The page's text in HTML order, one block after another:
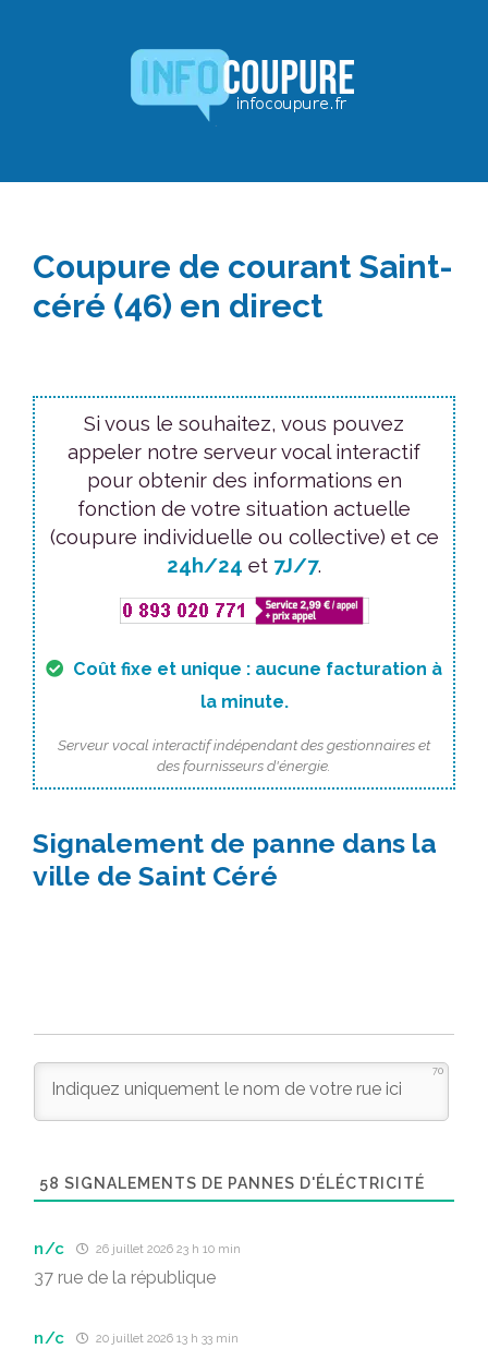
Coupure de courant Saint-
céré (46) en direct
Si vous le souhaitez, vous pouvez
appeler notre serveur vocal interactif
pour obtenir des informations en
fonction de votre situation actuelle
(coupure individuelle ou collective) et ce
24h/24 et 7J/7.
Coût fixe et unique : aucune facturation à
la minute.
Serveur vocal interactif indépendant des gestionnaires et
des fournisseurs d'énergie.
Signalement de panne dans la
ville de Saint Céré
70
58 SIGNALEMENTS DE PANNES D'ÉLÉCTRICITÉ
n/c 26 juillet 2026 23 h 10 min
37 rue de la république
n/c 20 juillet 2026 13 h 33 min